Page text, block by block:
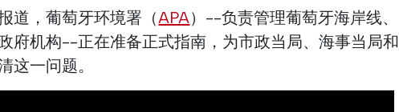
道，葡萄牙环境署（APA）--负责管理葡萄牙海岸线、
府机构--正在准备正式指南，为市政当局、海事当局和
这一问题。